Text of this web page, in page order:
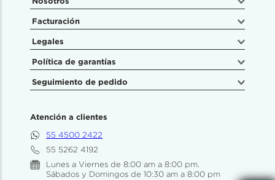
Facturación
Legales
Política de garantías
Seguimiento de pedido
Atención a clientes
55 4500 2422
55 5262 4192
Lunes a Viernes de 8:00 am a 8:00 pm.
Sábados y Domingos de 10:30 am a 8:00 pm